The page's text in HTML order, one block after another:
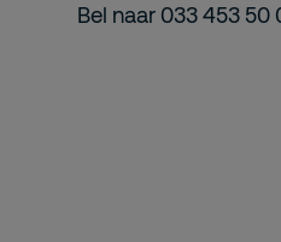
Bel naar 033 453